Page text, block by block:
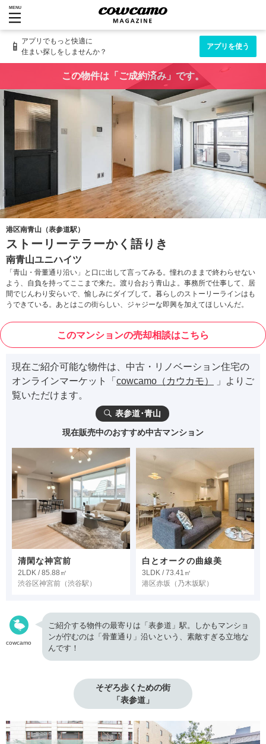
MENU
📱 アプリでもっと快適に
住まい探しをしませんか？
アプリを使う
この物件は「ご成約済み」です。
港区南青山（表参道駅）
ストーリーテラーかく語りき
南青山ユニハイツ
「青山・骨董通り沿い」と口に出して言ってみる。憧れのままで終わらせない
よう、自負を持ってここまで来た。渡り合おう青山よ。事務所で仕事して、居
間でじんわり安らいで、愉しみにダイブして。暮らしのストーリーラインはも
うできている。あとはこの街らしい、ジャジーな即興を加えてほしいんだ。
このマンションの売却相談はこちら
現在ご紹介可能な物件は、中古・リノベーション住宅の
オンラインマーケット「 cowcamo（カウカモ）
」よりご
覧いただけます。
表参道･青山
現在販売中のおすすめ中古マンション
清閑な神宮前
2LDK / 85.88㎡
渋谷区神宮前 （渋谷駅）
白とオークの曲線美
3LDK / 73.41㎡
港区赤坂 （乃木坂駅）
cowcamo
ご紹介する物件の最寄りは「表参道」駅。しかもマンショ
ンが佇むのは「骨董通り」沿いという、素敵すぎる立地な
んです！
そぞろ歩くための街
「表参道」